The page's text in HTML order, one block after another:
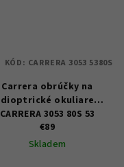
Carrera obrúčky na
dioptrické okuliare
CARRERA 3053 80S 53
€89
Skladem
KÓD: CARRERA 3053 5380S